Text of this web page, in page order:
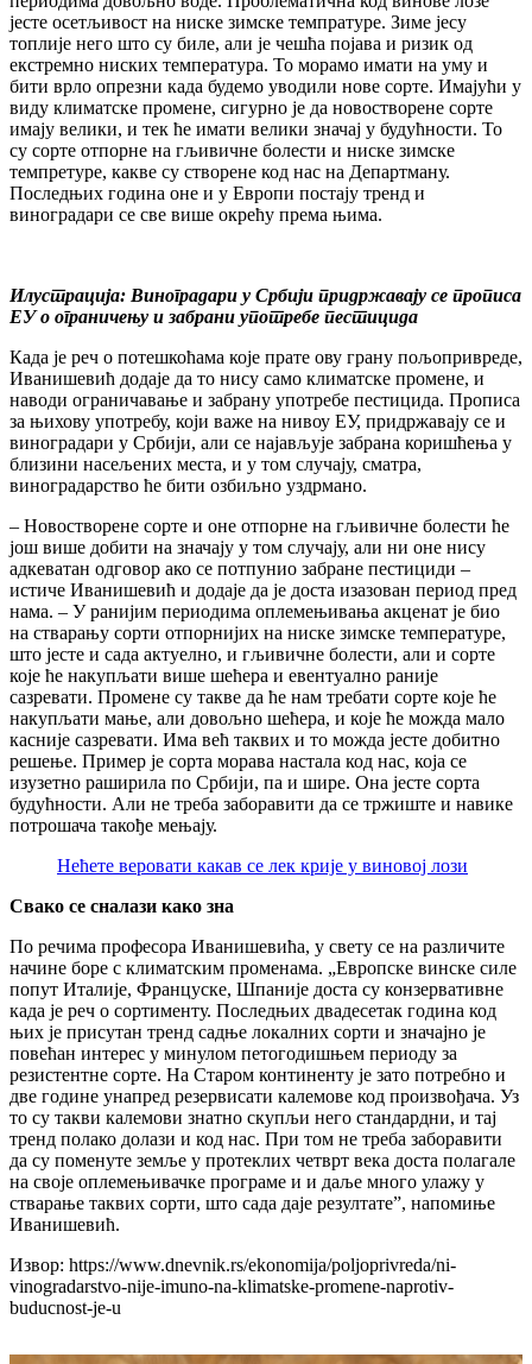
јесте осетљивост на ниске зимске темпратуре. Зиме јесу
топлије него што су биле, али је чешћа појава и ризик од
екстремно ниских температура. То морамо имати на уму и
бити врло опрезни када будемо уводили нове сорте. Имајући у
виду климатске промене, сигурно је да новостворене сорте
имају велики, и тек ће имати велики значај у будућности. То
су сорте отпорне на гљивичне болести и ниске зимске
темпретуре, какве су створене код нас на Департману.
Последњих година оне и у Европи постају тренд и
виноградари се све више окрећу према њима.
Илустрација: Виноградари у Србији придржавају се прописа
ЕУ о ограничењу и забрани употребе пестицида
Када је реч о потешкоћама које прате ову грану пољопривреде,
Иванишевић додаје да то нису само климатске промене, и
наводи ограничавање и забрану употребе пестицида. Прописа
за њихову употребу, који важе на нивоу ЕУ, придржавају се и
виноградари у Србији, али се најављује забрана коришћења у
близини насељених места, и у том случају, сматра,
виноградарство ће бити озбиљно уздрмано.
– Новостворене сорте и оне отпорне на гљивичне болести ће
још више добити на значају у том случају, али ни оне нису
адкеватан одговор ако се потпунио забране пестициди –
истиче Иванишевић и додаје да је доста изазован период пред
нама. – У ранијим периодима оплемењивања акценат је био
на стварању сорти отпорнијих на ниске зимске температуре,
што јесте и сада актуелно, и гљивичне болести, али и сорте
које ће накупљати више шећера и евентуално раније
сазревати. Промене су такве да ће нам требати сорте које ће
накупљати мање, али довољно шећера, и које ће можда мало
касније сазревати. Има већ таквих и то можда јесте добитно
решење. Пример је сорта морава настала код нас, која се
изузетно раширила по Србији, па и шире. Она јесте сорта
будућности. Али не треба заборавити да се тржиште и навике
потрошача такође мењају.
Нећете веровати какав се лек крије у виновој лози
Свако се сналази како зна
По речима професора Иванишевића, у свету се на различите
начине боре с климатским променама. „Европске винске силе
попут Италије, Француске, Шпаније доста су конзервативне
када је реч о сортименту. Последњих двадесетак година код
њих је присутан тренд садње локалних сорти и значајно је
повећан интерес у минулом петогодишњем периоду за
резистентне сорте. На Старом континенту је зато потребно и
две године унапред резервисати калемове код произвођача. Уз
то су такви калемови знатно скупљи него стандардни, и тај
тренд полако долази и код нас. При том не треба заборавити
да су поменуте земље у протеклих четврт века доста полагале
на своје оплемењивачке програме и и даље много улажу у
стварање таквих сорти, што сада даје резултате”, напомиње
Иванишевић.
Извор: https://www.dnevnik.rs/ekonomija/poljoprivreda/ni-
vinogradarstvo-nije-imuno-na-klimatske-promene-naprotiv-
buducnost-je-u